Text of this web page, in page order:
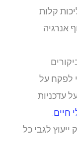
קלות
לפקח על
.
לגבי כל